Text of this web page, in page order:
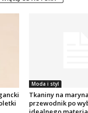
Moda i styl
Tkaniny na
przewodnik po